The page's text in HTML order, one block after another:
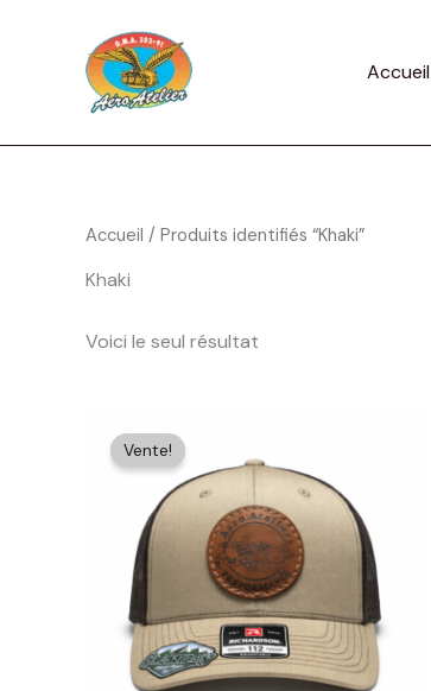
Accueil
Accueil / Produits identifiés “Khaki”
Khaki
Voici le seul résultat
Vente!